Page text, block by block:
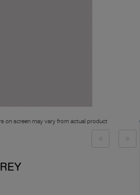
on screen may vary from actual product